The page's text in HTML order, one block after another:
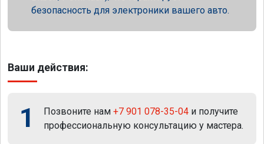
безопасность для электроники вашего авто.
Ваши действия:
1 Позвоните нам +7 901 078-35-04 и получите
профессиональную консультацию у мастера.